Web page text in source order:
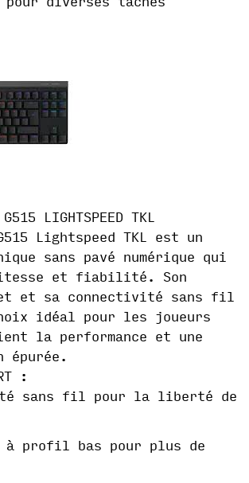
pour diverses tâches
LIGHTSPEED TKL
Lightspeed TKL est un
sans pavé numérique qui
et fiabilité. Son
et sa connectivité sans fil
idéal pour les joueurs
la performance et une
épurée.
:
sans fil pour la liberté de
à profil bas pour plus de